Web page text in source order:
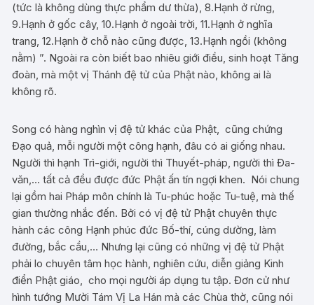
(tức là không dùng thực phẩm dư thừa), 8.Hạnh ở rừng,
9.Hạnh ở gốc cây, 10.Hạnh ở ngoài trời, 11.Hạnh ở nghĩa
trang, 12.Hạnh ở chỗ nào cũng được, 13.Hạnh ngồi (không
nằm) ”. Ngoài ra còn biết bao nhiêu giới điều, sinh hoạt Tăng
đoàn, mà một vị Thánh đệ tử của Phật nào, không ai là
không rõ.
Song có hàng nghìn vị đệ tử khác của Phật, cũng chứng
Đạo quả, mỗi người một công hạnh, đâu có ai giống nhau.
Người thì hạnh Trì-giới, người thì Thuyết-pháp, người thì Đa-
văn,… tất cả đều được đức Phật ấn tín ngợi khen. Nói chung
lại gồm hai Pháp môn chính là Tu-phúc hoặc Tu-tuệ, mà thế
gian thường nhắc đến. Bởi có vị đệ tử Phật chuyên thực
hành các công Hạnh phúc đức Bố-thí, cúng dường, làm
đường, bắc cầu,… Nhưng lại cũng có những vị đệ tử Phật
phải lo chuyên tâm học hành, nghiên cứu, diễn giảng Kinh
điển Phật giáo, cho mọi người áp dụng tu tập. Đơn cử như
hình tướng Mười Tám Vị La Hán mà các Chùa thờ, cũng nói